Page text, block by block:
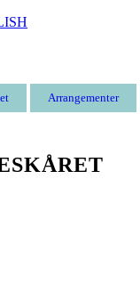
Arrangementer